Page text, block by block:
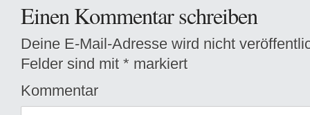
Einen Kommentar schreiben
Deine E-Mail-Adresse wird nicht
Felder sind mit * markiert
Kommentar